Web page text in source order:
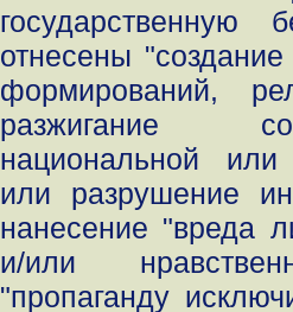
государственную
отнесены
формирований,
разжигание
национальной или
или разрушение
нанесение "вреда
и/или
"пропаганду